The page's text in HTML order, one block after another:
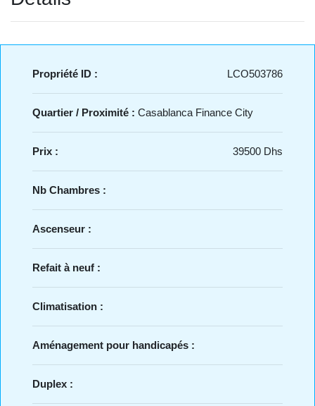
Propriété ID : LCO503786
Quartier / Proximité : Casablanca Finance City
Prix : 39500 Dhs
Nb Chambres :
Ascenseur :
Refait à neuf :
Climatisation :
Aménagement pour handicapés :
Duplex :